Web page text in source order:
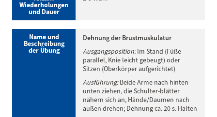
Wiederholungen
und Dauer
Name und
Beschreibung
der Übung
Dehnung der Brustmuskulatur
Ausgangsposition:Im Stand (Füße
parallel, Knie leicht gebeugt) oder
Sitzen (Oberkörper aufgerichtet)
Ausführung:Beide Arme nach hinten
unten ziehen, die Schulter-blätter
nähern sich an, Hände/Daumen nach
außen drehen; Dehnung ca. 20 s. Halten